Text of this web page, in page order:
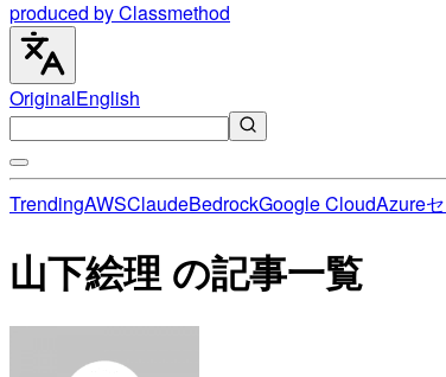
produced by Classmethod
OriginalEnglish
TrendingAWSClaudeBedrockGoogle CloudAzure
山下絵理 の記事一覧